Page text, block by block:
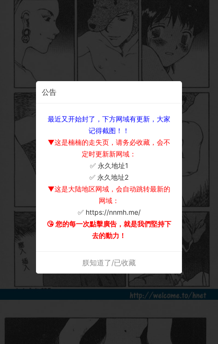
公告
最近又开始封了，下方网域有更新，大家
记得截图！！
▼这是楠楠的走失页，请务必收藏，会不
定时更新新网域：
✅ 永久地址1
✅ 永久地址2
▼这是大陆地区网域，会自动跳转最新的
网域：
✅ https://nnmh.me/
😘 您的每一次點擊廣告，就是我們堅持下
去的動力！
朕知道了/已收藏